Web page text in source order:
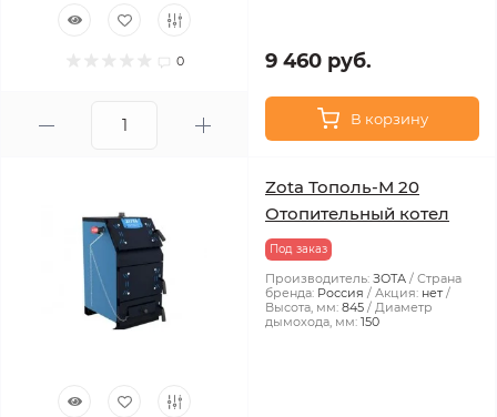
0 9 460 руб.
В корзину
Zota Тополь-М 20
Отопительный котел
Под заказ
Производитель: ЗОТА
Страна
бренда: Россия Акция: нет
Высота, мм: 845
Диаметр
дымохода, мм: 150